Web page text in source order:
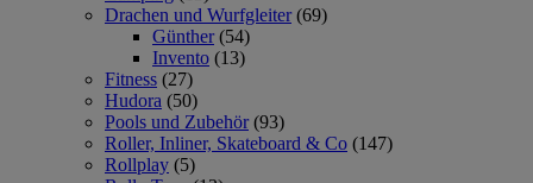
Drachen und Wurfgleiter (69)
Günther (54)
Invento (13)
Fitness (27)
Hudora (50)
Pools und Zubehör (93)
Roller, Inliner, Skateboard & Co (147)
Rollplay (5)